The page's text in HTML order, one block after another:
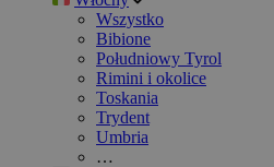
Wszystko
Bibione
Południowy Tyrol
Rimini i okolice
Toskania
Trydent
Umbria
…